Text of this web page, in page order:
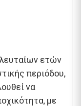
ετών
περιόδου,
να
με